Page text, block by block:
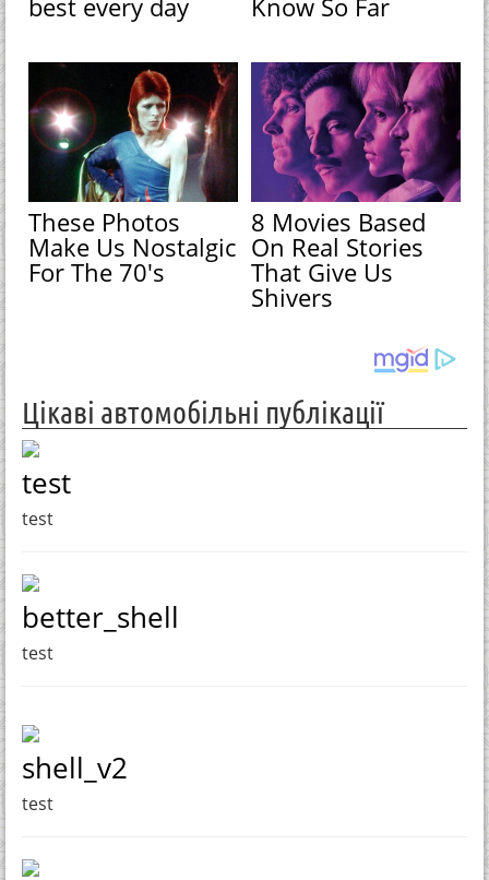
best every day Know So Far
These Photos
Make Us Nostalgic
For The 70's
8 Movies Based
On Real Stories
That Give Us
Shivers
Цікаві автомобільні публікації
test
test
better_shell
test
shell_v2
test